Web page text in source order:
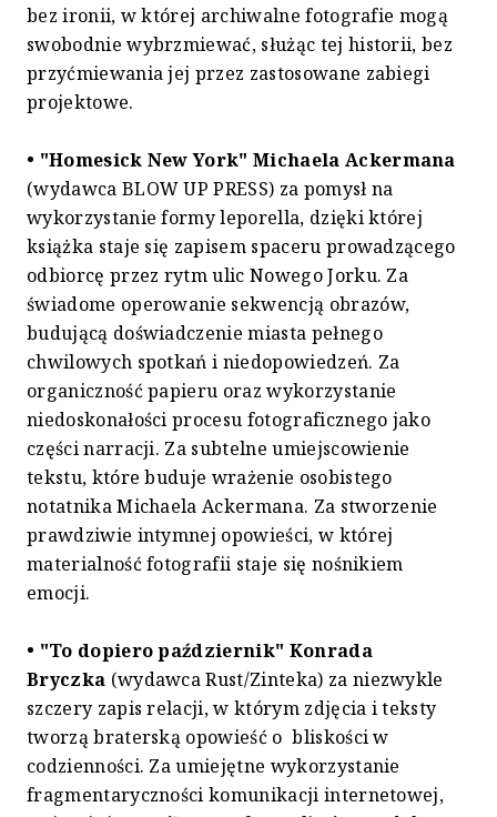
bez ironii, w której archiwalne fotografie mogą
swobodnie wybrzmiewać, służąc tej historii, bez
przyćmiewania jej przez zastosowane zabiegi
projektowe.
• "Homesick New York" Michaela Ackermana
(wydawca BLOW UP PRESS) za pomysł na
wykorzystanie formy leporella, dzięki której
książka staje się zapisem spaceru prowadzącego
odbiorcę przez rytm ulic Nowego Jorku. Za
świadome operowanie sekwencją obrazów,
budującą doświadczenie miasta pełnego
chwilowych spotkań i niedopowiedzeń. Za
organiczność papieru oraz wykorzystanie
niedoskonałości procesu fotograficznego jako
części narracji. Za subtelne umiejscowienie
tekstu, które buduje wrażenie osobistego
notatnika Michaela Ackermana. Za stworzenie
prawdziwie intymnej opowieści, w której
materialność fotografii staje się nośnikiem
emocji.
• "To dopiero październik" Konrada
Bryczka (wydawca Rust/Zinteka) za niezwykle
szczery zapis relacji, w którym zdjęcia i teksty
tworzą braterską opowieść o bliskości w
codzienności. Za umiejętne wykorzystanie
fragmentaryczności komunikacji internetowej,